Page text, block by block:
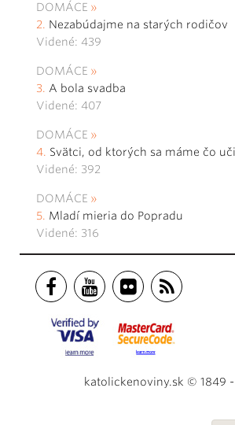
DOMÁCE
Nezabúdajme na starých rodičov
Videné: 439
DOMÁCE
A bola svadba
Videné: 407
DOMÁCE
Svätci, od ktorých sa máme čo
Videné: 392
DOMÁCE
Mladí mieria do Popradu
Videné: 316
katolickenoviny.sk © 1849